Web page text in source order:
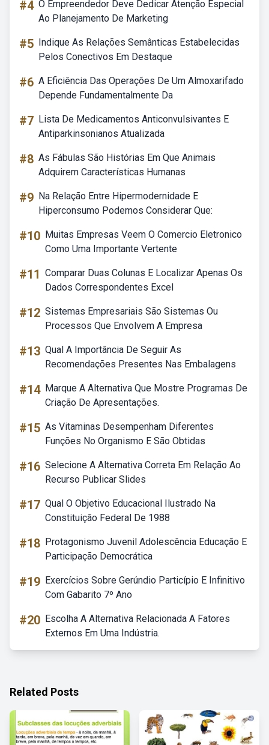
#4 O Empreendedor Deve Dedicar Atenção Especial
Ao Planejamento De Marketing
#5 Indique As Relações Semânticas Estabelecidas
Pelos Conectivos Em Destaque
#6 A Eficiência Das Operações De Um Almoxarifado
Depende Fundamentalmente Da
#7 Lista De Medicamentos Anticonvulsivantes E
Antiparkinsonianos Atualizada
#8 As Fábulas São Histórias Em Que Animais
Adquirem Características Humanas
#9 Na Relação Entre Hipermodernidade E
Hiperconsumo Podemos Considerar Que:
#10 Muitas Empresas Veem O Comercio Eletronico
Como Uma Importante Vertente
#11 Comparar Duas Colunas E Localizar Apenas Os
Dados Correspondentes Excel
#12 Sistemas Empresariais São Sistemas Ou
Processos Que Envolvem A Empresa
#13 Qual A Importância De Seguir As
Recomendações Presentes Nas Embalagens
#14 Marque A Alternativa Que Mostre Programas De
Criação De Apresentações.
#15 As Vitaminas Desempenham Diferentes
Funções No Organismo E São Obtidas
#16 Selecione A Alternativa Correta Em Relação Ao
Recurso Publicar Slides
#17 Qual O Objetivo Educacional Ilustrado Na
Constituição Federal De 1988
#18 Protagonismo Juvenil Adolescência Educação E
Participação Democrática
#19 Exercícios Sobre Gerúndio Particípio E Infinitivo
Com Gabarito 7º Ano
#20 Escolha A Alternativa Relacionada A Fatores
Externos Em Uma Indústria.
Related Posts